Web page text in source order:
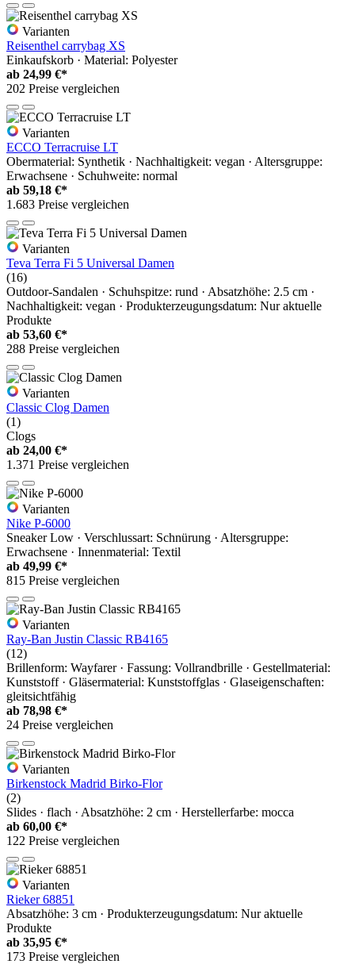
Varianten
Reisenthel carrybag XS
Einkaufskorb · Material: Polyester
ab 24,99 €*
202 Preise vergleichen
Varianten
ECCO Terracruise LT
Obermaterial: Synthetik · Nachhaltigkeit: vegan · Altersgruppe:
Erwachsene · Schuhweite: normal
ab 59,18 €*
1.683 Preise vergleichen
Varianten
Teva Terra Fi 5 Universal Damen
(16)
Outdoor-Sandalen · Schuhspitze: rund · Absatzhöhe: 2.5 cm ·
Nachhaltigkeit: vegan · Produkterzeugungsdatum: Nur aktuelle
Produkte
ab 53,60 €*
288 Preise vergleichen
Varianten
Classic Clog Damen
(1)
Clogs
ab 24,00 €*
1.371 Preise vergleichen
Varianten
Nike P-6000
Sneaker Low · Verschlussart: Schnürung · Altersgruppe:
Erwachsene · Innenmaterial: Textil
ab 49,99 €*
815 Preise vergleichen
Varianten
Ray-Ban Justin Classic RB4165
(12)
Brillenform: Wayfarer · Fassung: Vollrandbrille · Gestellmaterial:
Kunststoff · Gläsermaterial: Kunststoffglas · Glaseigenschaften:
gleitsichtfähig
ab 78,98 €*
24 Preise vergleichen
Varianten
Birkenstock Madrid Birko-Flor
(2)
Slides · flach · Absatzhöhe: 2 cm · Herstellerfarbe: mocca
ab 60,00 €*
122 Preise vergleichen
Varianten
Rieker 68851
Absatzhöhe: 3 cm · Produkterzeugungsdatum: Nur aktuelle
Produkte
ab 35,95 €*
173 Preise vergleichen